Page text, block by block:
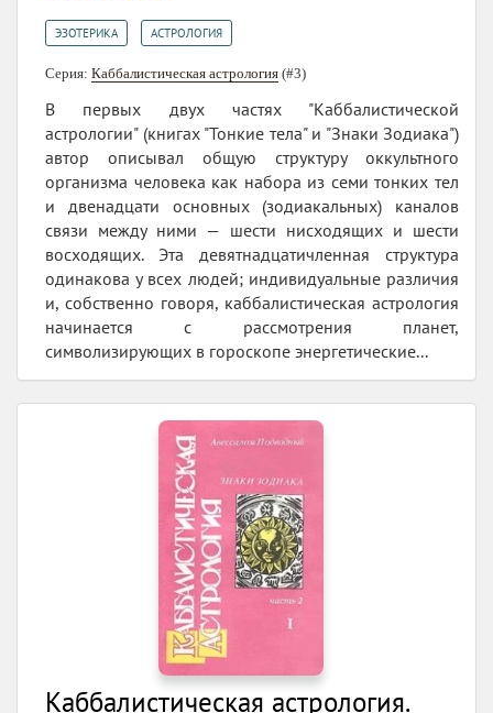
ЭЗОТЕРИКА АСТРОЛОГИЯ
Серия: Каббалистическая астрология (#3)
В первых двух частях "Каббалистической
астрологии" (книгах "Тонкие тела" и "Знаки Зодиака")
автор описывал общую структуру оккультного
организма человека как набора из семи тонких тел
и двенадцати основных (зодиакальных) каналов
связи между ними — шести нисходящих и шести
восходящих. Эта девятнадцатичленная структура
одинакова у всех людей; индивидуальные различия
и, собственно говоря, каббалистическая астрология
начинается с рассмотрения планет,
символизирующих в гороскопе энергетические...
Каббалистическая астрология.